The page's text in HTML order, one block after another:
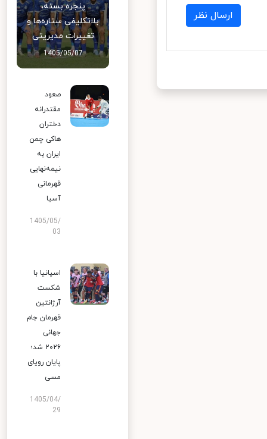
ارسال نظر
پنجره بسته،
بلاتکلیفی ستاره‌ها و
تغییرات مدیریتی
1405/05/07
صعود
مقتدرانه
دختران
هاکی چمن
ایران به
نیمه‌نهایی
قهرمانی
آسیا
1405/05/
03
اسپانیا با
شکست
آرژانتین
قهرمان جام
جهانی
۲۰۲۶ شد؛
پایان رویای
مسی
1405/04/
29